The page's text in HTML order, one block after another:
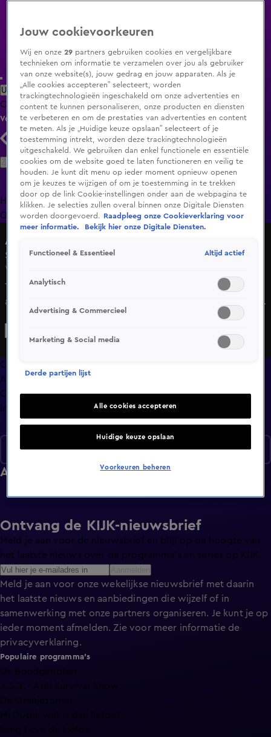
Uitzending Gemist Populaire programma's Zenders Genres
ClipsFilmsRadioSmart TV inlogShop
Volg KIJK
Zoeken
HomeUitzending Gemist Programma's De Bondgenoten
OranjezomerLivestreamsShop
A.S.S. - Anti Survival Show
Seizoen 1, aflevering 3
Wo 27 mei, 21:31
Twee spelers moeten het jacht verlaten en dat komt hard
aan. René Spoelstra belandt voor de zoveelste keer terug
op het strand, wat meteen opschudding creëert. De
elkaar nodig om te ontsnappen aan het ellendige strand en
het jacht te bereiken. Daar lijkt alles perfect, maar het luxe
dekentje is verraderlijk. Want één moment kan genoeg zijn
om alles te verliezen.
Overzicht
Afleveringen
Clips
Info
Afleveringen
Seizoen 1
Ontvang de KIJK-nieuwsbrief
Meld je aan voor de nieuwsbrief en blijf op de hoogte van
het laatste nieuws over de programma’s en series op KIJK.
Meld je aan voor onze wekelijkse nieuwsbrief met daarin
het laatste nieuws en aanbiedingen die wijzelf of in
samenwerking met onze partners organiseren. Je kunt je op
ieder moment afmelden. Zie voor meer informatie de
privacyverklaring.
Populaire programma's
De Bondgenoten
A.S.S. - Anti Survival Show
De Oranjezomer
Mi Dushi: wat is dan liefde?
Lang Leve de Liefde
Jouw cookievoorkeuren
Wij en onze29 partners gebruiken cookies en vergelijkbare
technieken om informatie te verzamelen over jou als gebruiker
van onze website(s), jouw gedrag en jouw apparaten. Als je
„Alle cookies accepteren” selecteert, worden
trackingtechnologieën ingeschakeld om onze advertenties en
content te kunnen personaliseren, onze producten en diensten
te verbeteren en om de prestaties van advertenties en content
te meten. Als je „Huidige keuze opslaan” selecteert of je
toestemming intrekt, worden deze trackingtechnologieën
uitgeschakeld. We gebruiken dan enkel functionele en essentiële
cookies om de website goed te laten functioneren en veilig te
houden. Je kunt dit menu op ieder moment opnieuw openen
om je keuzes te wijzigen of om je toestemming in te trekken
door op de link Cookie-instellingen onder aan de webpagina te
klikken. Je selecties zullen overal binnen onze Digitale Diensten
worden doorgevoerd.
Raadpleeg onze Cookieverklaring voor
meer informatie.
Bekijk hier onze Digitale Diensten.
Functioneel & Essentieel Altijd actief
Analytisch
Advertising & Commercieel
Marketing & Social media
Derde partijen lijst
Alle cookies accepteren
Huidige keuze opslaan
Voorkeuren beheren